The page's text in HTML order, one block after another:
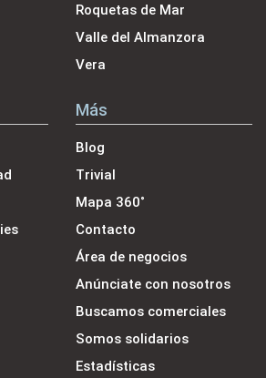
Roquetas de Mar
Valle del Almanzora
Vera
Más
Blog
Trivial
Mapa 360˚
Contacto
Área de negocios
Anúnciate con nosotros
Buscamos comerciales
Somos solidarios
Estadísticas